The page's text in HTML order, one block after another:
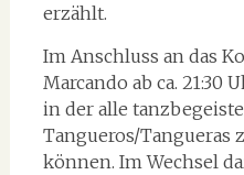
erzählt.
Im Anschluss an das
Marcando ab ca. 21:30
in der alle
Tangueros/Tangueras
können. Im Wechsel